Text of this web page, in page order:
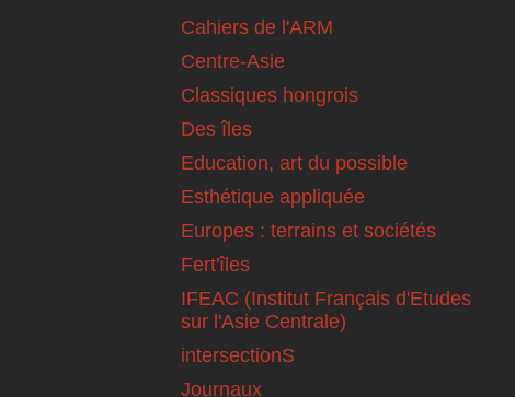
Cahiers de l'ARM
Centre-Asie
Classiques hongrois
Des îles
Education, art du possible
Esthétique appliquée
Europes : terrains et sociétés
Fert'îles
IFEAC (Institut Français d'Etudes
sur l'Asie Centrale)
intersectionS
Journaux